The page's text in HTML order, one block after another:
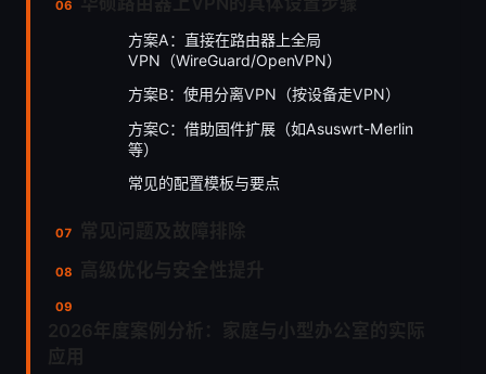
方案A：直接在路由器上全局
VPN（WireGuard/OpenVPN）
方案B：使用分离VPN（按设备走VPN）
方案C：借助固件扩展（如Asuswrt-Merlin
等）
常见的配置模板与要点